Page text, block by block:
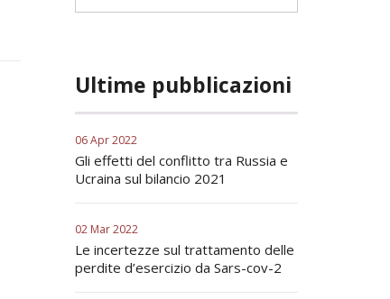
Ultime pubblicazioni
06 Apr 2022
Gli effetti del conflitto tra Russia e
Ucraina sul bilancio 2021
02 Mar 2022
Le incertezze sul trattamento delle
perdite d’esercizio da Sars-cov-2